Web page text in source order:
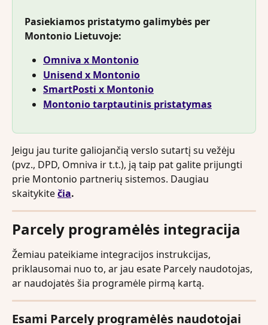
Pasiekiamos pristatymo galimybės per
Montonio Lietuvoje:
Omniva x Montonio
Unisend x Montonio
SmartPosti x Montonio
Montonio tarptautinis pristatymas
Jeigu jau turite galiojančią verslo sutartį su vežėju
(pvz., DPD, Omniva ir t.t.), ją taip pat galite prijungti
prie Montonio partnerių sistemos. Daugiau
skaitykite čia.
Parcely programėlės integracija
Žemiau pateikiame integracijos instrukcijas,
priklausomai nuo to, ar jau esate Parcely naudotojas,
ar naudojatės šia programėle pirmą kartą.
Esami Parcely programėlės naudotojai